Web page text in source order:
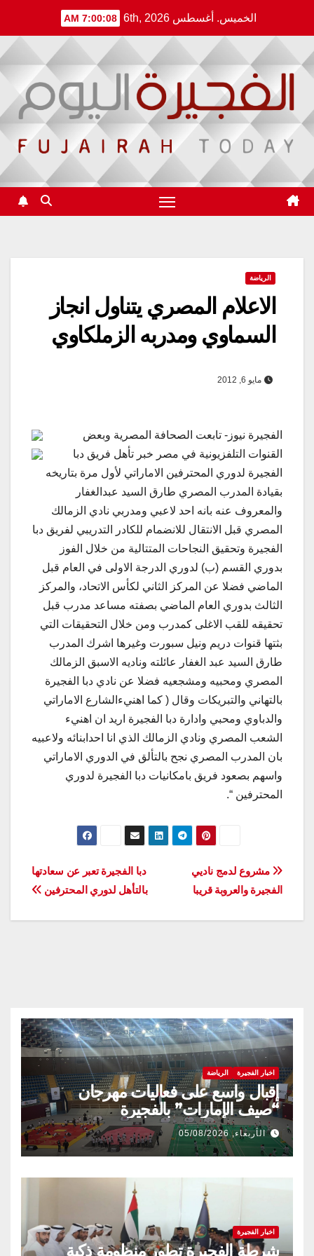
content
الخميس. أغسطس 6th, 2026 7:00:09 AM
الرياضة
الاعلام المصري يتناول انجاز
السماوي ومدربه الزملكاوي
مايو 6, 2012
الفجيرة نيوز- تابعت الصحافة المصرية وبعض
القنوات التلفزيونية في مصر خبر تأهل فريق دبا
الفجيرة لدوري المحترفين الاماراتي لأول مرة بتاريخه
بقيادة المدرب المصري طارق السيد عبدالغفار
والمعروف عنه بانه احد لاعبي ومدربي نادي الزمالك
المصري قبل الانتقال للانضمام للكادر التدريبي لفريق دبا
الفجيرة وتحقيق النجاحات المتتالية من خلال الفوز
بدوري القسم (ب) لدوري الدرجة الاولى في العام قبل
الماضي فضلا عن المركز الثاني لكأس الاتحاد، والمركز
الثالث بدوري العام الماضي بصفته مساعد مدرب قبل
تحقيقه للقب الاغلى كمدرب ومن خلال التحقيقات التي
بثتها قنوات دريم ونيل سبورت وغيرها اشرك المدرب
طارق السيد عبد الغفار عائلته وناديه الاسبق الزمالك
المصري ومحبيه ومشجعيه فضلا عن نادي دبا الفجيرة
بالتهاني والتبريكات وقال ( كما اهنيءالشارع الاماراتي
والدباوي ومحبي وادارة دبا الفجيرة اريد ان اهنيء
الشعب المصري ونادي الزمالك الذي انا احدابنائه ولاعبيه
بان المدرب المصري نجح بالتألق في الدوري الاماراتي
واسهم بصعود فريق بامكانيات دبا الفجيرة لدوري
المحترفين “.
تصفّح
المقالات
دبا الفجيرة تعبر عن سعادتها
بالتأهل لدوري المحترفين
مشروع لدمج ناديي
الفجيرة والعروبة قريبا
اخبار الفجيرة الرياضة
إقبال واسع على فعاليات مهرجان
“صيف الإمارات” بالفجيرة
الأربعاء, 05/08/2026
اخبار الفجيرة
شرطة الفجيرة تطور منظومة ذكية